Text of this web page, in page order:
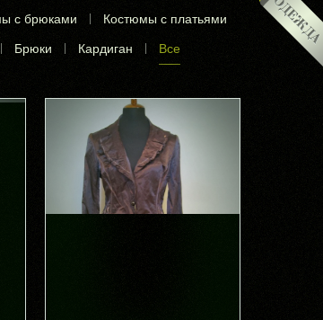
с брюками Костюмы с платьями
Брюки Кардиган Все